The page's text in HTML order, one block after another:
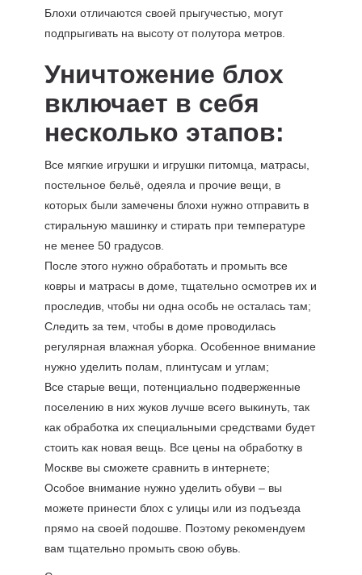
Блохи отличаются своей прыгучестью, могут
подпрыгивать на высоту от полутора метров.
Уничтожение блох
включает в себя
несколько этапов:
Все мягкие игрушки и игрушки питомца, матрасы,
постельное бельё, одеяла и прочие вещи, в
которых были замечены блохи нужно отправить в
стиральную машинку и стирать при температуре
не менее 50 градусов.
После этого нужно обработать и промыть все
ковры и матрасы в доме, тщательно осмотрев их и
проследив, чтобы ни одна особь не осталась там;
Следить за тем, чтобы в доме проводилась
регулярная влажная уборка. Особенное внимание
нужно уделить полам, плинтусам и углам;
Все старые вещи, потенциально подверженные
поселению в них жуков лучше всего выкинуть, так
как обработка их специальными средствами будет
стоить как новая вещь. Все цены на обработку в
Москве вы сможете сравнить в интернете;
Особое внимание нужно уделить обуви – вы
можете принести блох с улицы или из подъезда
прямо на своей подошве. Поэтому рекомендуем
вам тщательно промыть свою обувь.